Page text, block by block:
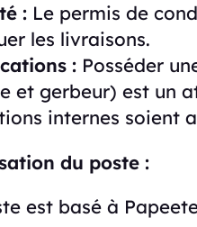
: Le permis de
les livraisons.
: Posséder
et gerbeur) est un
internes soient
du poste :
est basé à